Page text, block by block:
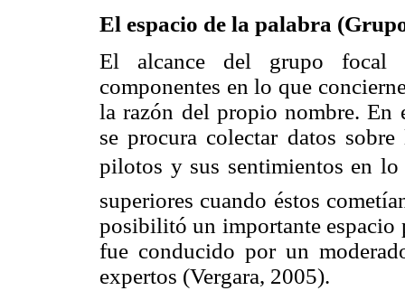
El espacio de la palabra
El alcance del grupo focal
componentes en lo que
la razón del propio nombre. En
se procura colectar datos
pilotos y sus sentimientos en lo
superiores cuando éstos
posibilitó un importante
fue conducido por un
expertos (Vergara, 2005).